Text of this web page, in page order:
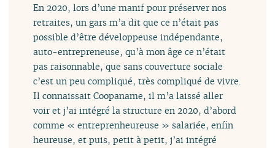
En 2020, lors d’une manif pour préserver nos
retraites, un gars m’a dit que ce n’était pas
possible d’être développeuse indépendante,
auto-entrepreneuse, qu’à mon âge ce n’était
pas raisonnable, que sans couverture sociale
c’est un peu compliqué, très compliqué de vivre.
Il connaissait Coopaname, il m’a laissé aller
voir et j’ai intégré la structure en 2020, d’abord
comme « entreprenheureuse » salariée, enfin
heureuse, et puis, petit à petit, j’ai intégré